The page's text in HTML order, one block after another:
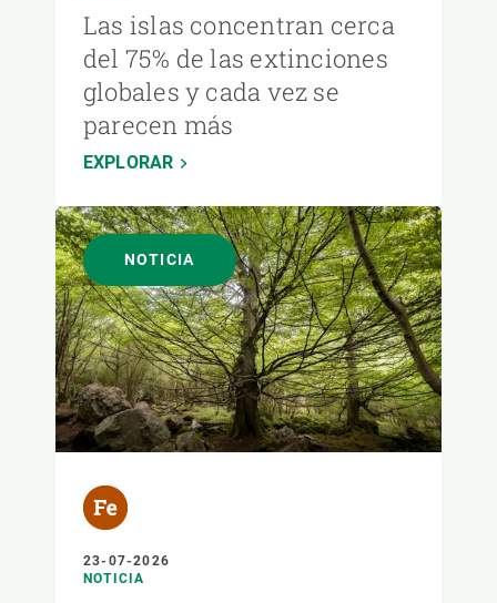
Las islas concentran cerca
del 75% de las extinciones
globales y cada vez se
parecen más
EXPLORAR
NOTICIA
23-07-2026
NOTICIA